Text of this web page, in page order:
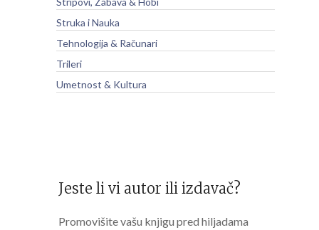
Struka i Nauka
Tehnologija & Računari
Trileri
Umetnost & Kultura
Jeste li vi autor ili izdavač?
Promovišite vašu knjigu pred hiljadama